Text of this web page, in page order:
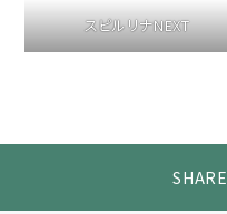
スピルリナNEXT
SHARE